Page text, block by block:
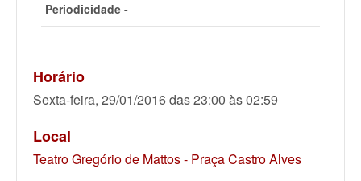
Periodicidade -
Horário
Sexta-feira, 29/01/2016 das 23:00 às 02:59
Local
Teatro Gregório de Mattos - Praça Castro Alves